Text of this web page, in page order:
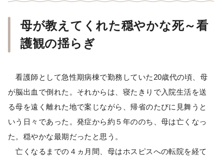
母が教えてくれた穏やかな死～看
護観の揺らぎ
看護師として急性期病棟で勤務していた20歳代の頃、母
が脳出血で倒れた。それからは、寝たきりで入院生活を送
る母を遠く離れた地で案じながら、帰省のたびに見舞うと
いう日々であった。発症から約５年ののち、母は亡くなっ
た。穏やかな最期だったと思う。
亡くなるまでの４ヵ月間、母はホスピスへの転院を経て